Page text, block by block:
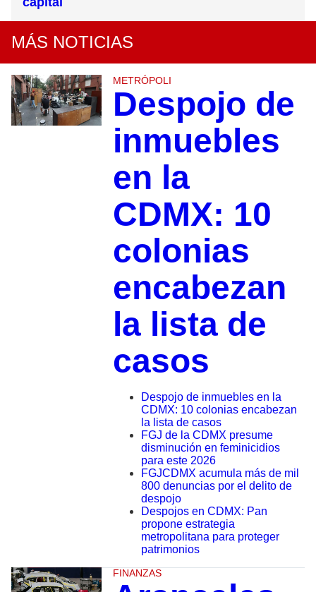
MÁS NOTICIAS
METRÓPOLI
Despojo de
inmuebles
en la
CDMX: 10
colonias
encabezan
la lista de
casos
Despojo de inmuebles en la
CDMX: 10 colonias encabezan
la lista de casos
FGJ de la CDMX presume
disminución en feminicidios
para este 2026
FGJCDMX acumula más de mil
800 denuncias por el delito de
despojo
Despojos en CDMX: Pan
propone estrategia
metropolitana para proteger
patrimonios
FINANZAS